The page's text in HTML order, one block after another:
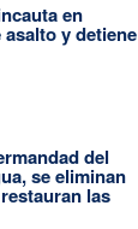
en
asalto y detiene
del
se eliminan
las